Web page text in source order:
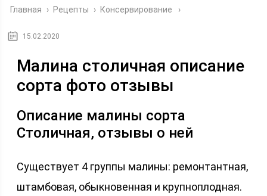
Главная › Рецепты › Консервирование
15.02.2020
Малина столичная описание
сорта фото отзывы
Описание малины сорта
Столичная, отзывы о ней
Существует 4 группы малины: ремонтантная,
штамбовая, обыкновенная и крупноплодная.